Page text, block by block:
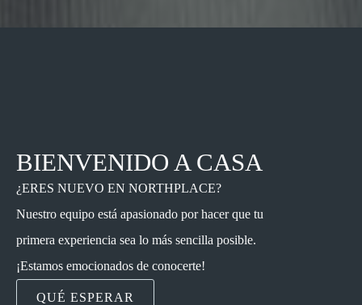
BIENVENIDO A CASA
¿ERES NUEVO EN NORTHPLACE?
Nuestro equipo está apasionado por hacer que tu
primera experiencia sea lo más sencilla posible.
¡Estamos emocionados de conocerte!
QUÉ ESPERAR